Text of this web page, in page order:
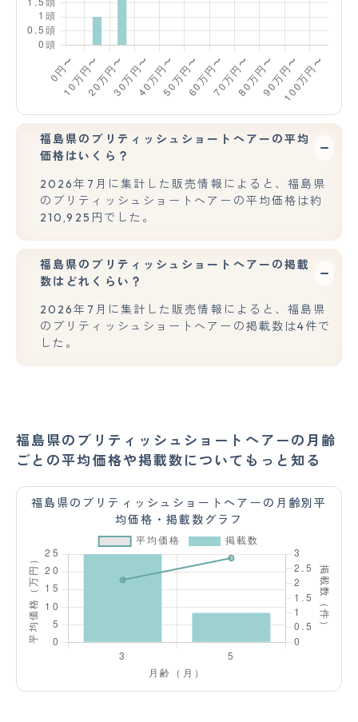
福島県のブリティッシュショートヘアーの平均
価格はいくら？
2026年7月に集計した販売情報によると、福島県
のブリティッシュショートヘアーの平均価格は約
210,925円でした。
福島県のブリティッシュショートヘアーの掲載
数はどれくらい？
2026年7月に集計した販売情報によると、福島県
のブリティッシュショートヘアーの掲載数は4件で
した。
福島県のブリティッシュショートヘアーの月齢
ごとの平均価格や掲載数についてもっと知る
福島県のブリティッシュショートヘアーの月齢別平
均価格・掲載数グラフ